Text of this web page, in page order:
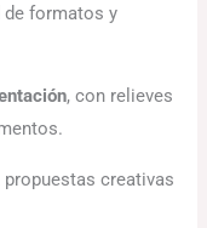
formatos y
, con relieves
creativas